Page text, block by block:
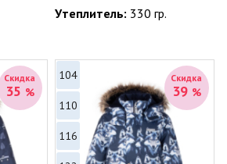
Утеплитель: 330 гр.
Скидка
35 %
Скидка
39 %
104
110
116